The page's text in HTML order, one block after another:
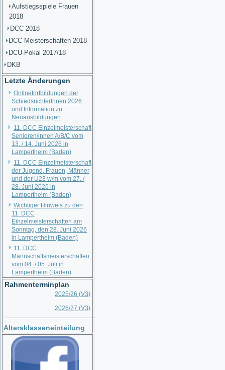
Aufstiegsspiele Frauen
2018
DCC 2018
DCC-Meisterschaften 2018
DCU-Pokal 2017/18
DKB
Letzte Änderungen
Onlinefortbildungen der
SchiedsrichterInnen 2026
und Information zu
Neuausbildungen
11. DCC Einzelmeisterschaft
Senioren/innen A/B/C vom
13. / 14. Juni 2026 in
Lampertheim (Baden)
11. DCC Einzelmeisterschaft
der Jugend, Frauen, Männer
und der U23 w/m vom 27. /
28. Juni 2026 in
Lampertheim (Baden)
Wichtiger Hinweis zu den
11. DCC
Einzelmeisterschaften am
Sonntag, den 28. Juni 2026
in Lampertheim (Baden)
11. DCC
Mannschaftsmeisterschaften
vom 04. / 05. Juli in
Lampertheim (Baden)
Rahmenterminplan
2025/26 (V3)
2026/27 (V3)
Altersklasseneinteilung